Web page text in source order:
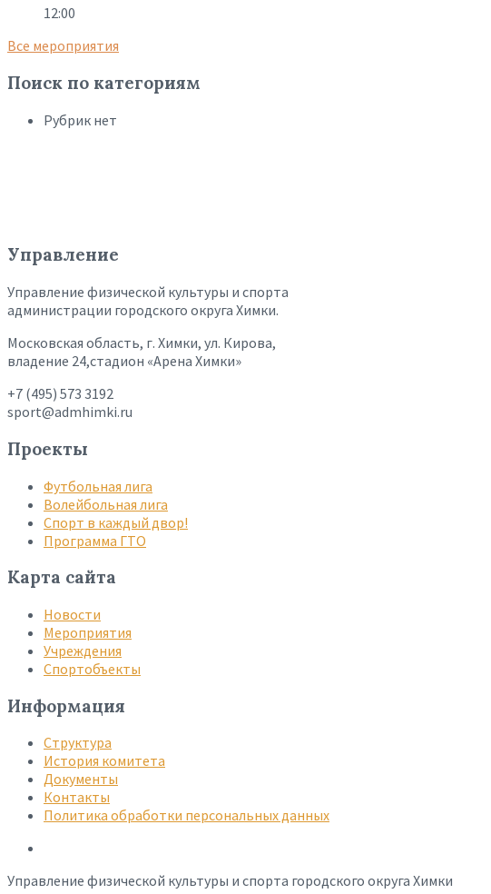
12:00
Все мероприятия
Поиск по категориям
Рубрик нет
Управление
Управление физической культуры и спорта
администрации городского округа Химки.
Московская область, г. Химки, ул. Кирова,
владение 24,стадион «Арена Химки»
+7 (495) 573 3192
sport@admhimki.ru
Проекты
Футбольная лига
Волейбольная лига
Спорт в каждый двор!
Программа ГТО
Карта сайта
Новости
Мероприятия
Учреждения
Спортобъекты
Информация
Структура
История комитета
Документы
Контакты
Политика обработки персональных данных
Управление физической культуры и спорта городского округа Химки